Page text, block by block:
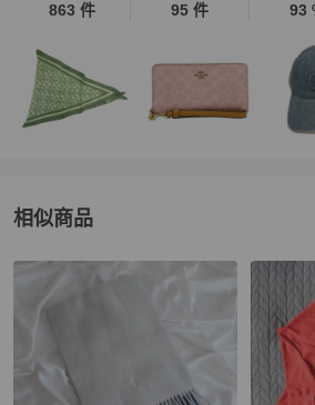
863 件 95 件 93
相似商品
更多相似Polo Ralph Lauren女士配件推